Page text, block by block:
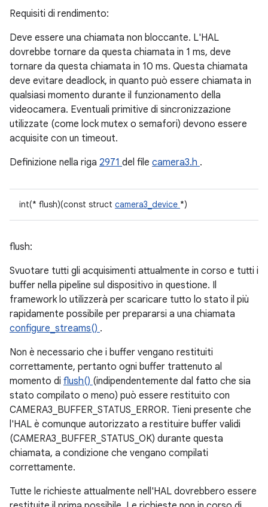
Requisiti di rendimento:
Deve essere una chiamata non bloccante. L'HAL
dovrebbe tornare da questa chiamata in 1 ms, deve
tornare da questa chiamata in 10 ms. Questa chiamata
deve evitare deadlock, in quanto può essere chiamata in
qualsiasi momento durante il funzionamento della
videocamera. Eventuali primitive di sincronizzazione
utilizzate (come lock mutex o semafori) devono essere
acquisite con un timeout.
Definizione nella riga 2971 del file camera3.h .
int(* flush)(const struct camera3_device *)
flush:
Svuotare tutti gli acquisimenti attualmente in corso e tutti i
buffer nella pipeline sul dispositivo in questione. Il
framework lo utilizzerà per scaricare tutto lo stato il più
rapidamente possibile per prepararsi a una chiamata
configure_streams() .
Non è necessario che i buffer vengano restituiti
correttamente, pertanto ogni buffer trattenuto al
momento di flush() (indipendentemente dal fatto che sia
stato compilato o meno) può essere restituito con
CAMERA3_BUFFER_STATUS_ERROR. Tieni presente che
l'HAL è comunque autorizzato a restituire buffer validi
(CAMERA3_BUFFER_STATUS_OK) durante questa
chiamata, a condizione che vengano compilati
correttamente.
Tutte le richieste attualmente nell'HAL dovrebbero essere